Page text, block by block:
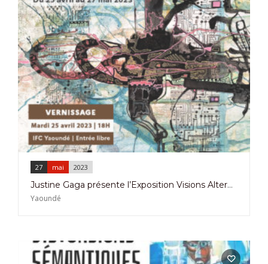
27 mai 2023
Justine Gaga présente l’Exposition Visions Alternatives à l’IFC de Yaoundé
Yaoundé